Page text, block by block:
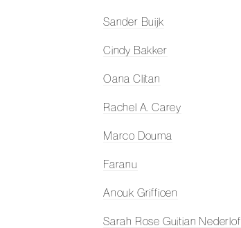
Sander Buijk
Cindy Bakker
Oana Clitan
Rachel A. Carey
Marco Douma
Faranu
Anouk Griffioen
Sarah Rose Guitian Nederlof